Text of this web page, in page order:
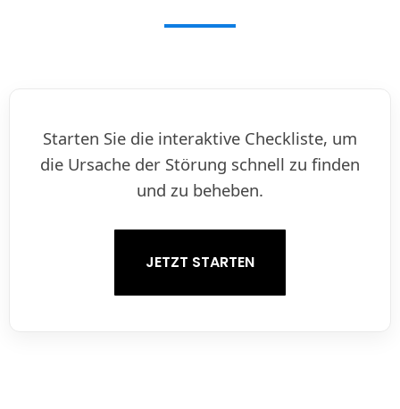
Starten Sie die interaktive Checkliste, um
die Ursache der Störung schnell zu finden
und zu beheben.
JETZT STARTEN